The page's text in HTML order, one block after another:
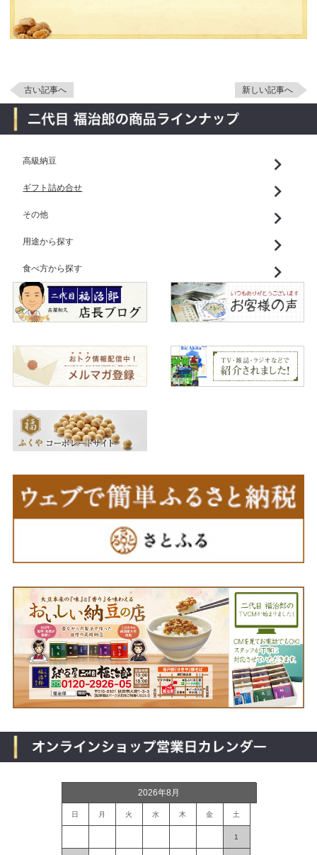
古い記事へ 新しい記事へ
高級納豆
ギフト詰め合せ
その他
用途から探す
食べ方から探す
2026年8月
日 月 火 水 木 金 土
1